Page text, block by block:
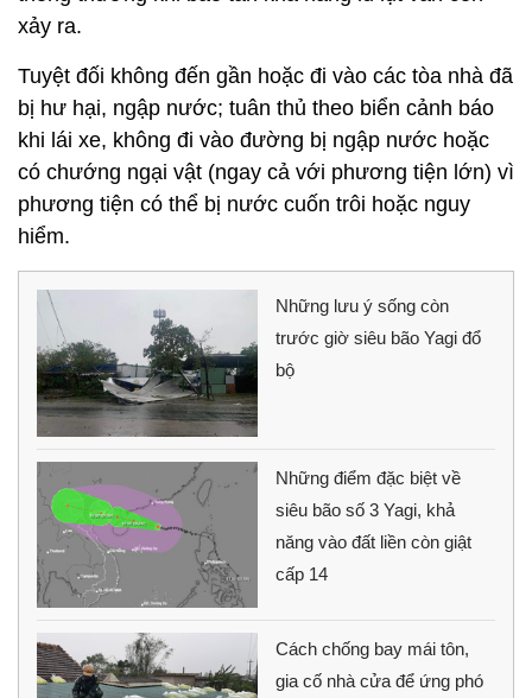
xảy ra.
Tuyệt đối không đến gần hoặc đi vào các tòa nhà đã
bị hư hại, ngập nước; tuân thủ theo biển cảnh báo
khi lái xe, không đi vào đường bị ngập nước hoặc
có chướng ngại vật (ngay cả với phương tiện lớn) vì
phương tiện có thể bị nước cuốn trôi hoặc nguy
hiểm.
Những lưu ý sống còn
trước giờ siêu bão Yagi đổ
bộ
Những điểm đặc biệt về
siêu bão số 3 Yagi, khả
năng vào đất liền còn giật
cấp 14
Cách chống bay mái tôn,
gia cố nhà cửa để ứng phó